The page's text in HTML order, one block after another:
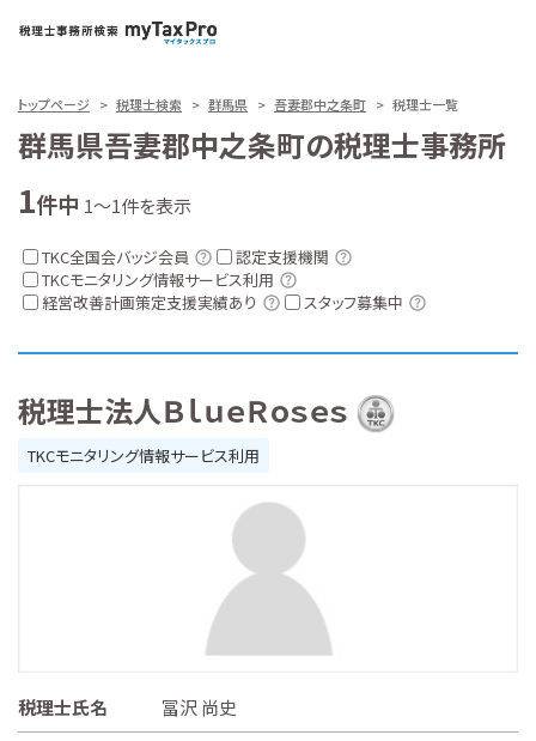
トップページ 税理士検索 群馬県 吾妻郡中之条町 税理士一覧
群馬県吾妻郡中之条町の税理士事務所
1件中 1～1件を表示
TKC全国会バッジ会員
認定支援機関
TKCモニタリング情報サービス利用
経営改善計画策定支援実績あり
スタッフ募集中
税理士法人ＢｌｕｅＲｏｓｅｓ
TKCモニタリング情報サービス利用
税理士氏名
冨沢 尚史